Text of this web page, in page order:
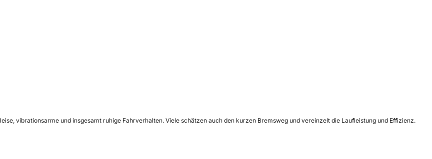
vibrationsarme und insgesamt ruhige Fahrverhalten. Viele schätzen auch den kurzen Bremsweg und vereinzelt die Laufleistung und Effizienz.